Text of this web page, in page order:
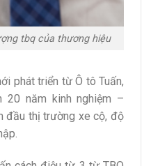
tbq của thương hiệu
phát triển từ Ô tô Tuấn,
năm kinh nghiệm –
đầu thị trường xe cộ, độ